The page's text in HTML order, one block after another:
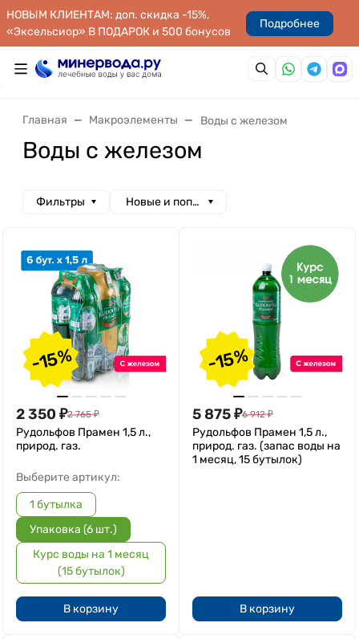
НОВЫМ КЛИЕНТАМ: доп. скидка -15%,
«Эксельсиор» В ПОДАРОК и 500 бонусов
Подробнее
Главная Макроэлементы Воды с железом
Воды с железом
Фильтры Новые и популярные
-15%
2 350 ₽2 765 ₽
Рудольфов Прамен 1,5 л.,
природ. газ.
Выберите артикул:
1 бутылка
Упаковка (6 шт.)
Курс воды на 1 месяц
(15 бутылок)
В корзину
-15%
5 875₽6 912 ₽
Рудольфов Прамен 1,5 л.,
природ. газ. (запас воды на
1 месяц, 15 бутылок)
В корзину